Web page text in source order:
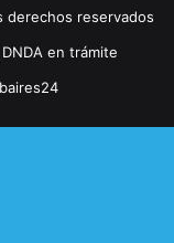
derechos reservados
en trámite